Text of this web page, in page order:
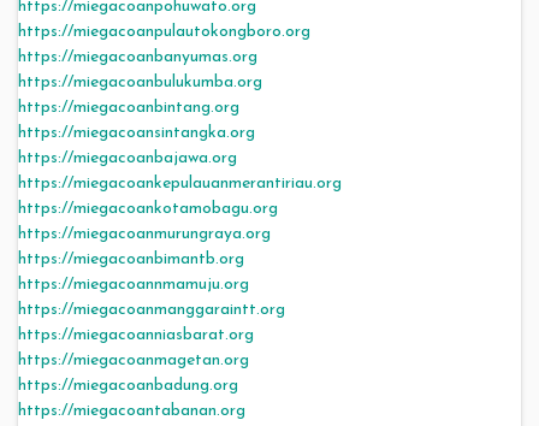
https://miegacoanpohuwato.org
https://miegacoanpulautokongboro.org
https://miegacoanbanyumas.org
https://miegacoanbulukumba.org
https://miegacoanbintang.org
https://miegacoansintangka.org
https://miegacoanbajawa.org
https://miegacoankepulauanmerantiriau.org
https://miegacoankotamobagu.org
https://miegacoanmurungraya.org
https://miegacoanbimantb.org
https://miegacoannmamuju.org
https://miegacoanmanggaraintt.org
https://miegacoanniasbarat.org
https://miegacoanmagetan.org
https://miegacoanbadung.org
https://miegacoantabanan.org